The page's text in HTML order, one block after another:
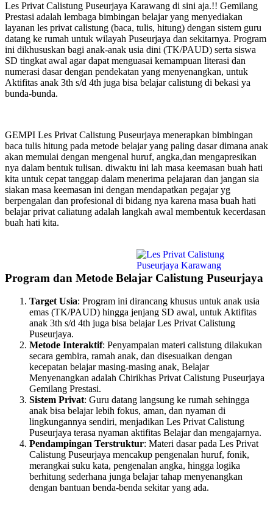
Les Privat Calistung Puseurjaya Karawang di sini aja.!! Gemilang
Prestasi adalah lembaga bimbingan belajar yang menyediakan
layanan les privat calistung (baca, tulis, hitung) dengan sistem guru
datang ke rumah untuk wilayah Puseurjaya dan sekitarnya. Program
ini dikhususkan bagi anak-anak usia dini (TK/PAUD) serta siswa
SD tingkat awal agar dapat menguasai kemampuan literasi dan
numerasi dasar dengan pendekatan yang menyenangkan, untuk
Aktifitas anak 3th s/d 4th juga bisa belajar calistung di bekasi ya
bunda-bunda.
GEMPI Les Privat Calistung Puseurjaya menerapkan bimbingan
baca tulis hitung pada metode belajar yang paling dasar dimana anak
akan memulai dengan mengenal huruf, angka,dan mengapresikan
nya dalam bentuk tulisan. diwaktu ini lah masa keemasan buah hati
kita untuk cepat tanggap dalam menerima pelajaran dan jangan sia
siakan masa keemasan ini dengan mendapatkan pegajar yg
berpengalan dan profesional di bidang nya karena masa buah hati
belajar privat caliatung adalah langkah awal membentuk kecerdasan
buah hati kita.
Program dan Metode Belajar Calistung Puseurjaya
Target Usia: Program ini dirancang khusus untuk anak usia
emas (TK/PAUD) hingga jenjang SD awal, untuk Aktifitas
anak 3th s/d 4th juga bisa belajar Les Privat Calistung
Puseurjaya.
Metode Interaktif: Penyampaian materi calistung dilakukan
secara gembira, ramah anak, dan disesuaikan dengan
kecepatan belajar masing-masing anak, Belajar
Menyenangkan adalah Chirikhas Privat Calistung Puseurjaya
Gemilang Prestasi.
Sistem Privat: Guru datang langsung ke rumah sehingga
anak bisa belajar lebih fokus, aman, dan nyaman di
lingkungannya sendiri, menjadikan Les Privat Calistung
Puseurjaya terasa nyaman aktifitas Belajar dan mengajarnya.
Pendampingan Terstruktur: Materi dasar pada Les Privat
Calistung Puseurjaya mencakup pengenalan huruf, fonik,
merangkai suku kata, pengenalan angka, hingga logika
berhitung sederhana junga belajar tahap menyenangkan
dengan bantuan benda-benda sekitar yang ada.